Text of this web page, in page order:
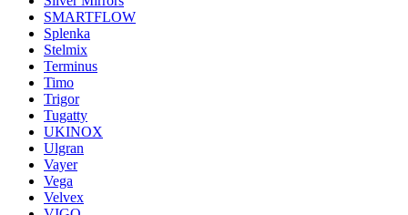
SMARTFLOW
Splenka
Stelmix
Terminus
Timo
Trigor
Tugatty
UKINOX
Ulgran
Vayer
Vega
Velvex